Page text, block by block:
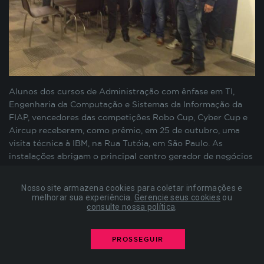
Nosso site armazena cookies para coletar informações e
melhorar sua experiência. Gerencie seus cookies ou
consulte nossa política
PROSSEGUIR
Alunos dos cursos de Administração com ênfase em TI,
Engenharia da Computação e Sistemas da Informação da
FIAP, vencedores das competições Robo Cup, Cyber Cup e
Aircup receberam, como prêmio, em 25 de outubro, uma
visita técnica à IBM, na Rua Tutóia, em São Paulo. As
instalações abrigam o principal centro gerador de negócios
Os estudantes foram acompanhados pelo professor dos
cursos de graduação da FIAP, Reinaldo Belizário. Em
diversos setores da empresa como o de pesquisas, eles
conheceram a história da IBM e dados atualizados sobre o
preenchimento de formulários, contagem de
visitas para a medição de performance de
páginas, entre outros. Todos armazenados sem a
possibilidade de identificação pessoal. Ao
configurar seu navegador para bloquear esses
cookies, algumas partes do site podem não
COOKIES DE PUBLICIDADE
Estes cookies são estabelecidos por nossos
compor um perfil sobre seus interesses e, a partir
disso, mostrar anúncios relevantes para você em
outros sites. As informações armazenadas são